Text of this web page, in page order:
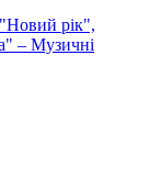
рік",
– Музичні